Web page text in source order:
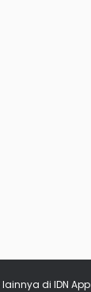
lainnya di IDN App